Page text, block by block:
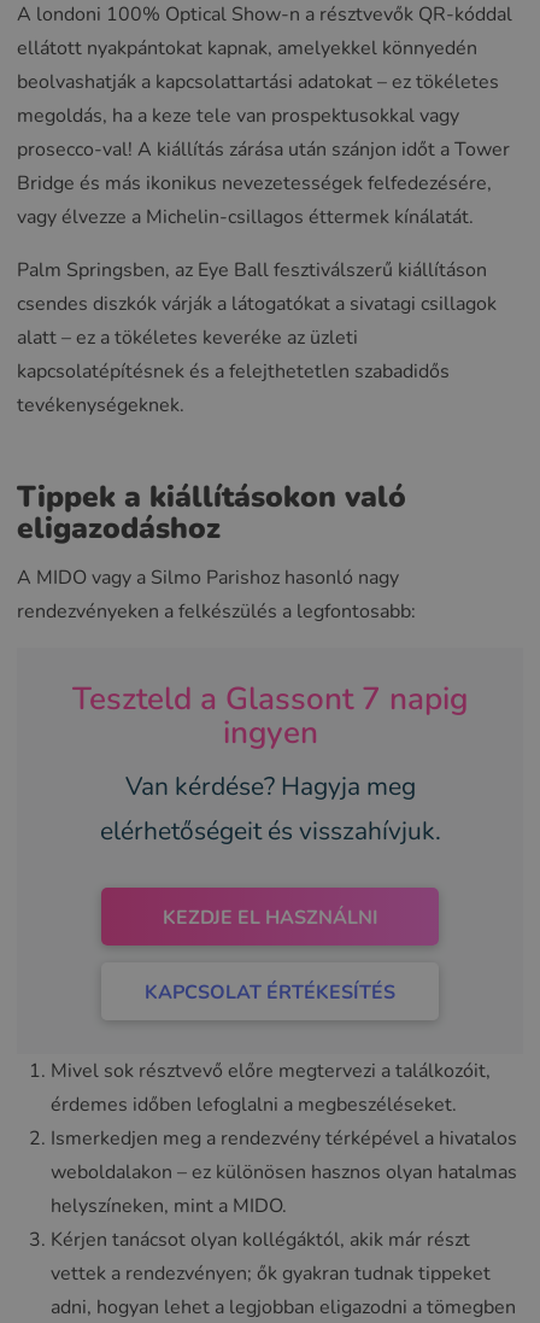
A londoni 100% Optical Show-n a résztvevők QR-kóddal
ellátott nyakpántokat kapnak, amelyekkel könnyedén
beolvashatják a kapcsolattartási adatokat – ez tökéletes
megoldás, ha a keze tele van prospektusokkal vagy
prosecco-val! A kiállítás zárása után szánjon időt a Tower
Bridge és más ikonikus nevezetességek felfedezésére,
vagy élvezze a Michelin-csillagos éttermek kínálatát.
Palm Springsben, az Eye Ball fesztiválszerű kiállításon
csendes diszkók várják a látogatókat a sivatagi csillagok
alatt – ez a tökéletes keveréke az üzleti
kapcsolatépítésnek és a felejthetetlen szabadidős
tevékenységeknek.
Tippek a kiállításokon való
eligazodáshoz
A MIDO vagy a Silmo Parishoz hasonló nagy
rendezvényeken a felkészülés a legfontosabb:
Teszteld a Glassont 7 napig
ingyen
Van kérdése? Hagyja meg
elérhetőségeit és visszahívjuk.
KEZDJE EL HASZNÁLNI
KAPCSOLAT ÉRTÉKESÍTÉS
Mivel sok résztvevő előre megtervezi a találkozóit,
érdemes időben lefoglalni a megbeszéléseket.
Ismerkedjen meg a rendezvény térképével a hivatalos
weboldalakon – ez különösen hasznos olyan hatalmas
helyszíneken, mint a MIDO.
Kérjen tanácsot olyan kollégáktól, akik már részt
vettek a rendezvényen; ők gyakran tudnak tippeket
adni, hogyan lehet a legjobban eligazodni a tömegben